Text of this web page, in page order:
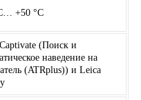
+50 °С
(Поиск и
наведение на
(ATRplus)) и Leica